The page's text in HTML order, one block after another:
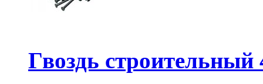
Гвоздь строительный